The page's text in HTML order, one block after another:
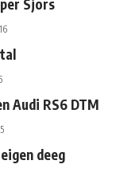
Sjors
Audi RS6 DTM
deeg